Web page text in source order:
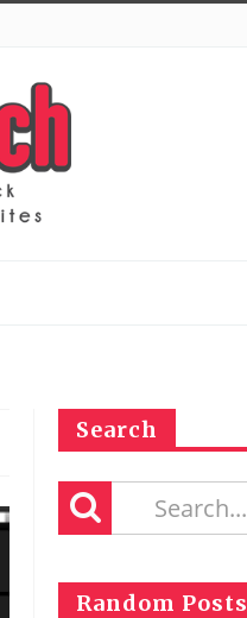
Search
Random Posts